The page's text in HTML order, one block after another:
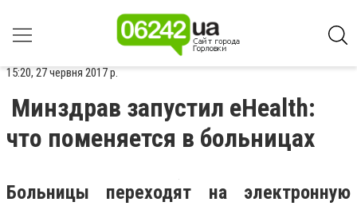
15:20, 27 червня 2017 р.
Минздрав запустил eHealth:
что поменяется в больницах
Больницы переходят на электронную